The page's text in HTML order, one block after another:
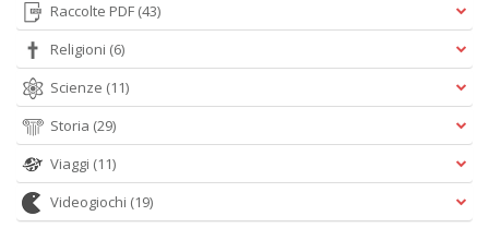
Raccolte PDF (43)
Religioni (6)
Scienze (11)
Storia (29)
Viaggi (11)
Videogiochi (19)